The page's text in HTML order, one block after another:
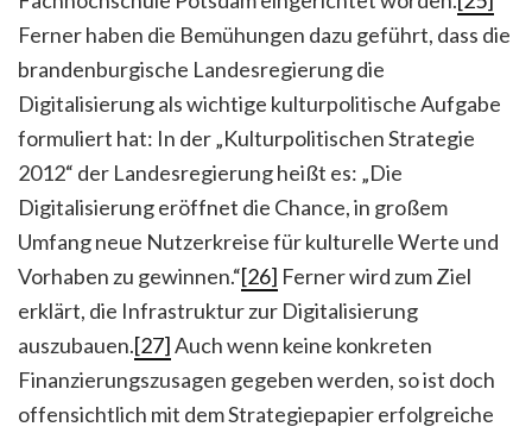
Ferner haben die Bemühungen dazu geführt, dass die
brandenburgische Landesregierung die
Digitalisierung als wichtige kulturpolitische Aufgabe
formuliert hat: In der „Kulturpolitischen Strategie
2012“ der Landesregierung heißt es: „Die
Digitalisierung eröffnet die Chance, in großem
Umfang neue Nutzerkreise für kulturelle Werte und
Vorhaben zu gewinnen.“[26] Ferner wird zum Ziel
erklärt, die Infrastruktur zur Digitalisierung
auszubauen.[27]Auch wenn keine konkreten
Finanzierungszusagen gegeben werden, so ist doch
offensichtlich mit dem Strategiepapier erfolgreiche